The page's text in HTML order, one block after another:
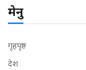
मेनु
गृहपृष्ठ
देश